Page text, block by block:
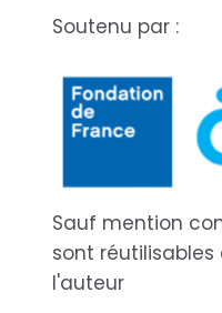
Soutenu par :
Sauf mention
sont
l'auteur